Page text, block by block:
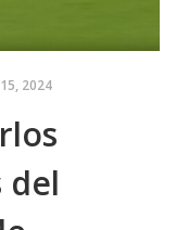
2024
del